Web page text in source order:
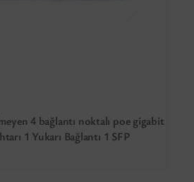
4 bağlantı noktalı poe gigabit
1 Yukarı Bağlantı 1 SFP